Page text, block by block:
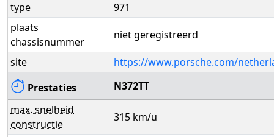
type
971
plaats
chassisnummer
niet geregistreerd
site
https://www.porsche.com/
Prestaties
N372TT
max. snelheid
constructie
315 km/u